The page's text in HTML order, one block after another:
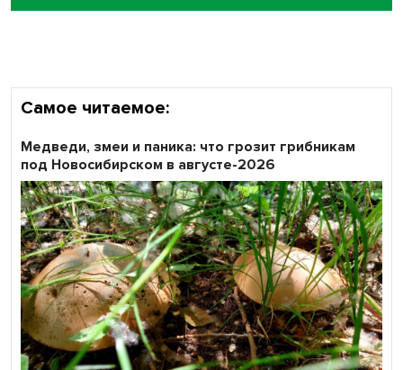
Самое читаемое:
Медведи, змеи и паника: что грозит грибникам
под Новосибирском в августе-2026